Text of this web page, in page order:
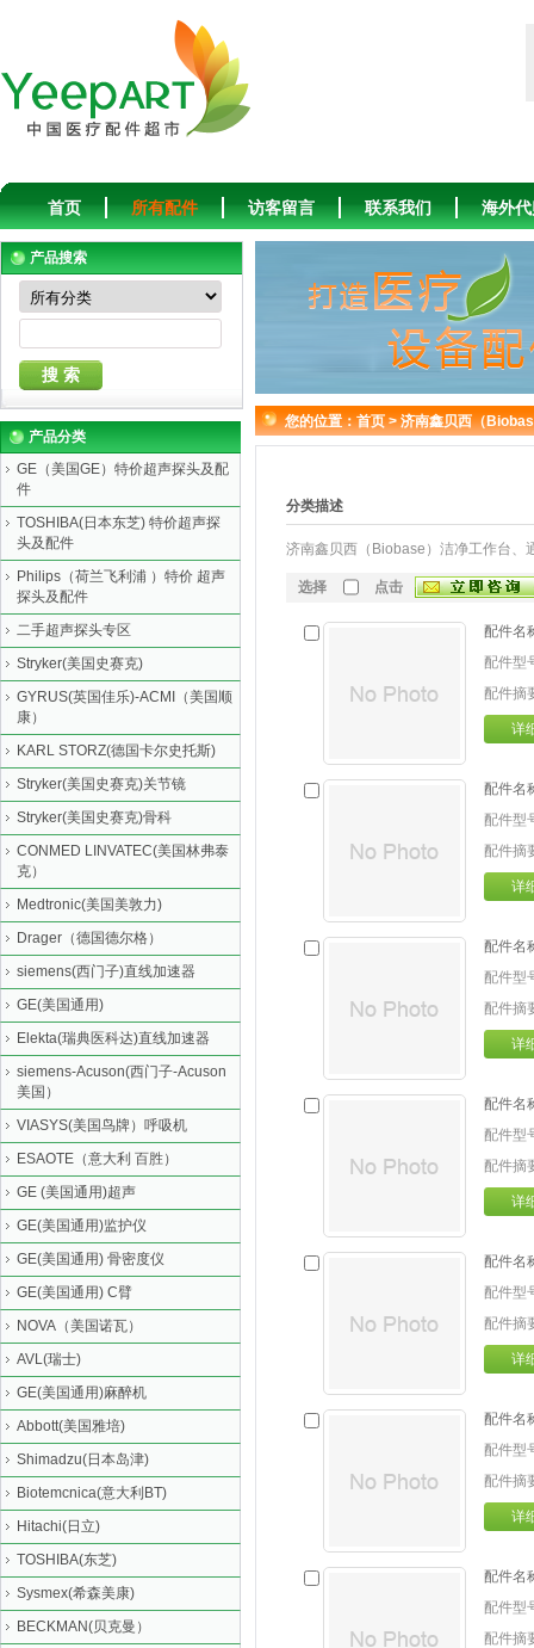
首页 所有配件 访客留言 联系我们 海外
您的位置：首页>济南鑫贝西（
分类描述
济南鑫贝西（Biobase）洁净工作台、
选择 点击
配件名
配件型
配件摘
详
配件名
配件型
配件摘
详
配件名
配件型
配件摘
详
配件名
配件型
配件摘
详
配件名
配件型
配件摘
详
配件名
配件型
配件摘
详
配件名
配件型
配件摘
产品搜索
产品分类
GE（美国GE）特价超声探头及配
件
TOSHIBA(日本东芝) 特价超声探
头及配件
Philips（荷兰飞利浦 ）特价 超声
探头及配件
二手超声探头专区
Stryker(美国史赛克)
GYRUS(英国佳乐)-ACMI（美国顺
康）
KARL STORZ(德国卡尔史托斯)
Stryker(美国史赛克)关节镜
Stryker(美国史赛克)骨科
CONMED LINVATEC(美国林弗泰
克）
Medtronic(美国美敦力)
Drager（德国德尔格）
siemens(西门子)直线加速器
GE(美国通用)
Elekta(瑞典医科达)直线加速器
siemens-Acuson(西门子-Acuson
美国）
VIASYS(美国鸟牌）呼吸机
ESAOTE（意大利 百胜）
GE (美国通用)超声
GE(美国通用)监护仪
GE(美国通用) 骨密度仪
GE(美国通用) C臂
NOVA（美国诺瓦）
AVL(瑞士)
GE(美国通用)麻醉机
Abbott(美国雅培)
Shimadzu(日本岛津)
Biotemcnica(意大利BT)
Hitachi(日立)
TOSHIBA(东芝)
Sysmex(希森美康)
BECKMAN(贝克曼）